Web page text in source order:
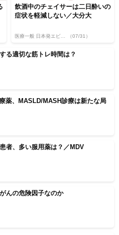
飲酒中のチェイサーは二日酔いの
症状を軽減しない／大分大
医療一般 日本発エビデンス （07/31）
る適切な筋トレ時間は？
薬、MASLD/MASH診療は新たな局
者、多い服用薬は？／MDV
んの危険因子なのか